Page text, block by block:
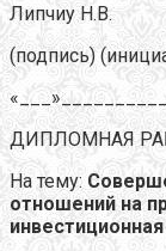
Липчиу Н.В.
(подпись)
ДИПЛОМНАЯ
На тему:
отношений на